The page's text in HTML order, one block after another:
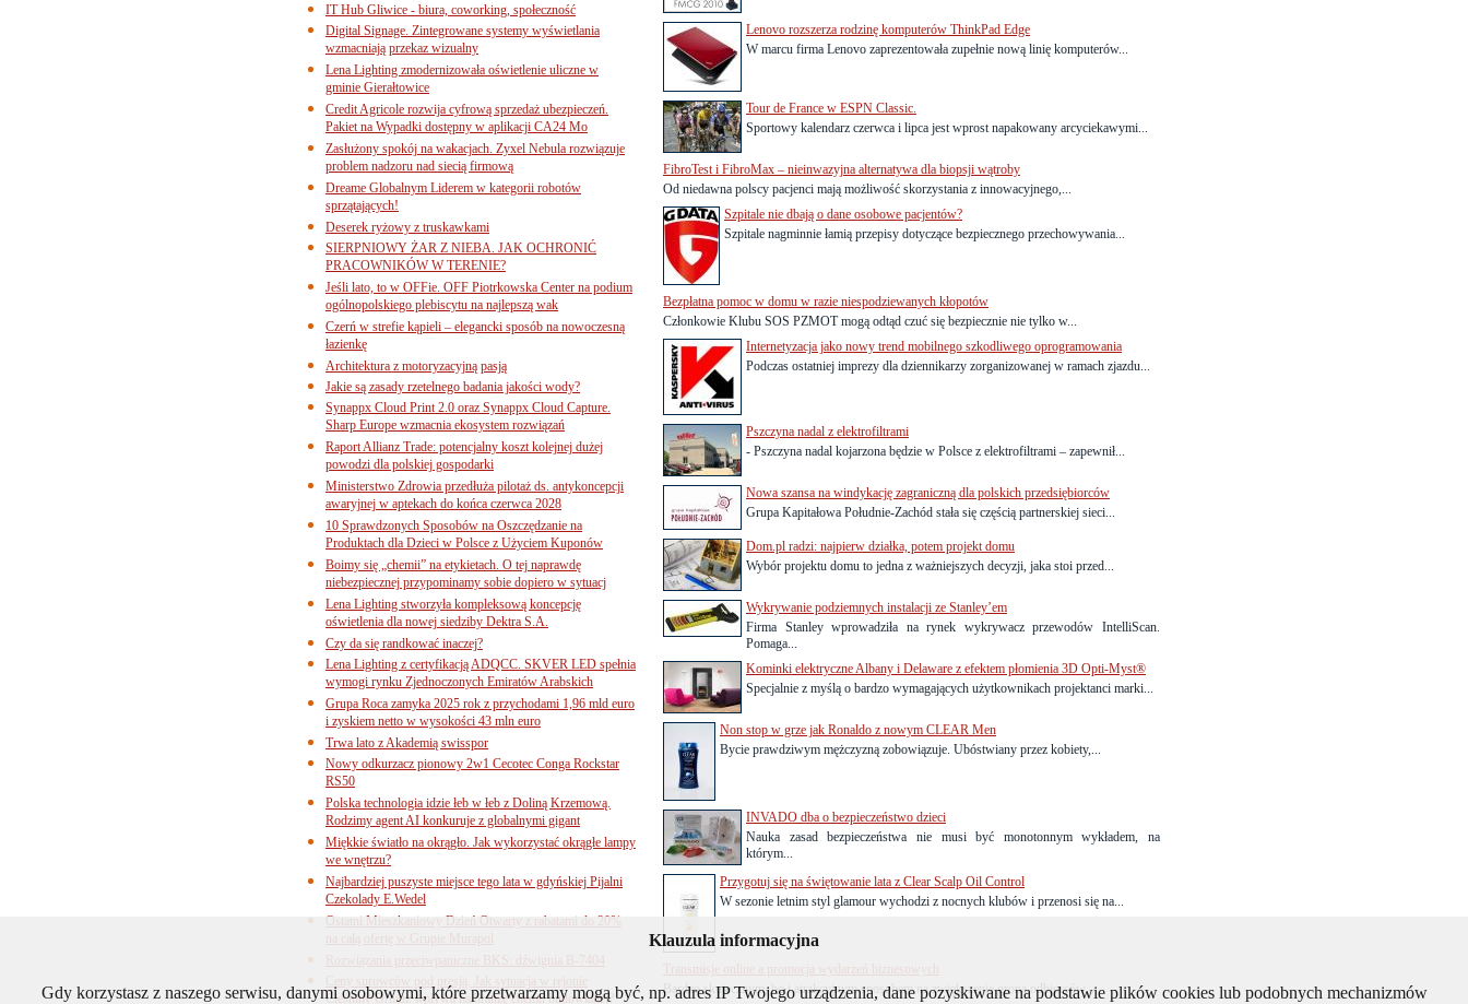
Lenovo rozszerza rodzinę komputerów ThinkPad Edge
W marcu firma Lenovo zaprezentowała zupełnie nową linię komputerów...
Tour de France w ESPN Classic.
Sportowy kalendarz czerwca i lipca jest wprost napakowany arcyciekawymi...
FibroTest i FibroMax – nieinwazyjna alternatywa dla biopsji wątroby
Od niedawna polscy pacjenci mają możliwość skorzystania z innowacyjnego,...
Szpitale nie dbają o dane osobowe pacjentów?
Szpitale nagminnie łamią przepisy dotyczące bezpiecznego przechowywania...
Bezpłatna pomoc w domu w razie niespodziewanych kłopotów
Członkowie Klubu SOS PZMOT mogą odtąd czuć się bezpiecznie nie tylko w...
Internetyzacja jako nowy trend mobilnego szkodliwego oprogramowania
Podczas ostatniej imprezy dla dziennikarzy zorganizowanej w ramach zjazdu...
Pszczyna nadal z elektrofiltrami
- Pszczyna nadal kojarzona będzie w Polsce z elektrofiltrami – zapewnił...
Nowa szansa na windykację zagraniczną dla polskich przedsiębiorców
Grupa Kapitałowa Południe-Zachód stała się częścią partnerskiej sieci...
Dom.pl radzi: najpierw działka, potem projekt domu
Wybór projektu domu to jedna z ważniejszych decyzji, jaka stoi przed...
Wykrywanie podziemnych instalacji ze Stanley’em
Firma Stanley wprowadziła na rynek wykrywacz przewodów IntelliScan.
Pomaga...
Kominki elektryczne Albany i Delaware z efektem płomienia 3D Opti-Myst®
Specjalnie z myślą o bardzo wymagających użytkownikach projektanci marki...
Non stop w grze jak Ronaldo z nowym CLEAR Men
Bycie prawdziwym mężczyzną zobowiązuje. Ubóstwiany przez kobiety,...
INVADO dba o bezpieczeństwo dzieci
Nauka zasad bezpieczeństwa nie musi być monotonnym wykładem, na
którym...
Przygotuj się na świętowanie lata z Clear Scalp Oil Control
W sezonie letnim styl glamour wychodzi z nocnych klubów i przenosi się na...
Bardzo skutecznym, bo i atrakcyjnym sposobem na zwiększenie grona odbiorców...
IT Hub Gliwice - biura, coworking, społeczność
Digital Signage. Zintegrowane systemy wyświetlania
wzmacniają przekaz wizualny
Lena Lighting zmodernizowała oświetlenie uliczne w
gminie Gierałtowice
Credit Agricole rozwija cyfrową sprzedaż ubezpieczeń.
Pakiet na Wypadki dostępny w aplikacji CA24 Mo
Zasłużony spokój na wakacjach. Zyxel Nebula rozwiązuje
problem nadzoru nad siecią firmową
Dreame Globalnym Liderem w kategorii robotów
sprzątających!
Deserek ryżowy z truskawkami
SIERPNIOWY ŻAR Z NIEBA. JAK OCHRONIĆ
PRACOWNIKÓW W TERENIE?
Jeśli lato, to w OFFie. OFF Piotrkowska Center na podium
ogólnopolskiego plebiscytu na najlepszą wak
Czerń w strefie kąpieli – elegancki sposób na nowoczesną
łazienkę
Architektura z motoryzacyjną pasją
Jakie są zasady rzetelnego badania jakości wody?
Synappx Cloud Print 2.0 oraz Synappx Cloud Capture.
Sharp Europe wzmacnia ekosystem rozwiązań
Raport Allianz Trade: potencjalny koszt kolejnej dużej
powodzi dla polskiej gospodarki
Ministerstwo Zdrowia przedłuża pilotaż ds. antykoncepcji
awaryjnej w aptekach do końca czerwca 2028
10 Sprawdzonych Sposobów na Oszczędzanie na
Produktach dla Dzieci w Polsce z Użyciem Kuponów
Boimy się „chemii” na etykietach. O tej naprawdę
niebezpiecznej przypominamy sobie dopiero w sytuacj
Lena Lighting stworzyła kompleksową koncepcję
oświetlenia dla nowej siedziby Dektra S.A.
Czy da się randkować inaczej?
Lena Lighting z certyfikacją ADQCC. SKVER LED spełnia
wymogi rynku Zjednoczonych Emiratów Arabskich
Grupa Roca zamyka 2025 rok z przychodami 1,96 mld euro
i zyskiem netto w wysokości 43 mln euro
Trwa lato z Akademią swisspor
Nowy odkurzacz pionowy 2w1 Cecotec Conga Rockstar
RS50
Polska technologia idzie łeb w łeb z Doliną Krzemową.
Rodzimy agent AI konkuruje z globalnymi gigant
Miękkie światło na okrągło. Jak wykorzystać okrągłe lampy
we wnętrzu?
Najbardziej puszyste miejsce tego lata w gdyńskiej Pijalni
Czekolady E.Wedel
Ostatni Mieszkaniowy Dzień Otwarty z rabatami do 20%
na całą ofertę w Grupie Murapol
Rozwiązania przeciwpaniczne BKS: dźwignia B-7404
Ceny surowców pod presją. Jak sytuacja w rejonie
Cieśniny Ormuz wpływa na branżę chemii budowlanej?
Klauzula informacyjna
Gdy korzystasz z naszego serwisu, danymi osobowymi, które przetwarzamy mogą być, np. adres IP Twojego urządzenia, dane pozyskiwane na podstawie plików cookies lub podobnych mechanizmów